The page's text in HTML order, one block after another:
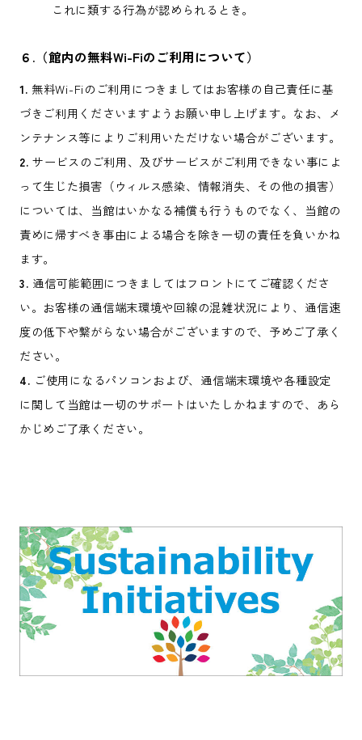
これに類する行為が認められるとき。
６.（館内の無料Wi-Fiのご利用について）
1. 無料Wi-Fiのご利用につきましてはお客様の自己責任に基
づきご利用くださいますようお願い申し上げます。なお、メ
ンテナンス等によりご利用いただけない場合がございます。
2.サービスのご利用、及びサービスがご利用できない事によ
って生じた損害（ウィルス感染、情報消失、その他の損害）
については、当館はいかなる補償も行うものでなく、当館の
責めに帰すべき事由による場合を除き一切の責任を負いかね
ます。
3. 通信可能範囲につきましてはフロントにてご確認くださ
い。お客様の通信端末環境や回線の混雑状況により、通信速
度の低下や繋がらない場合がございますので、予めご了承く
ださい。
4. ご使用になるパソコンおよび、通信端末環境や各種設定
に関して当館は一切のサポートはいたしかねますので、あら
かじめご了承ください。